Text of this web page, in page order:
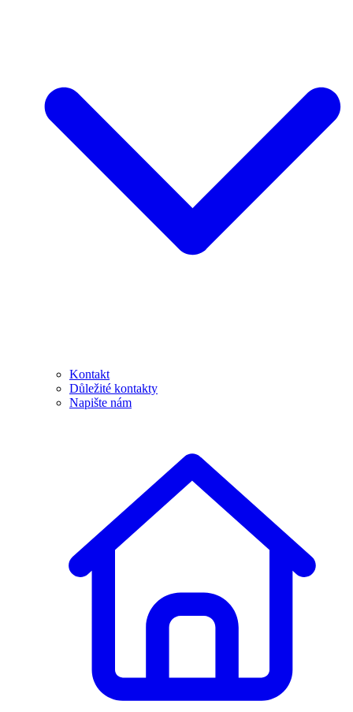
Kontakt
Důležité kontakty
Napište nám